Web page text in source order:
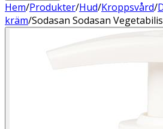
Hem/Produkter/Hud/Kroppsvård/
kräm/Sodasan Sodasan